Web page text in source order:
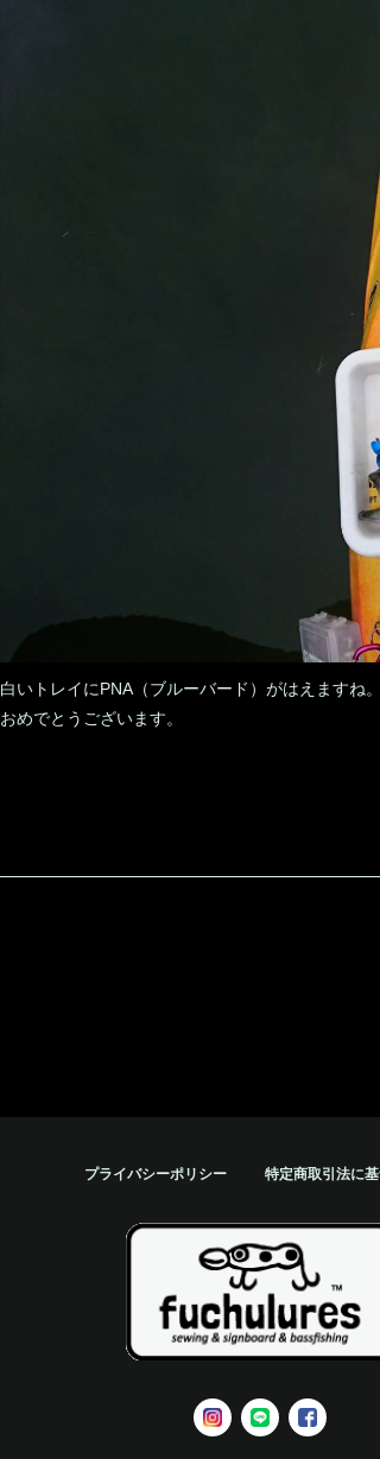
白いトレイにPNA（ブルーバード）がはえますね。
おめでとうございます。
プライバシーポリシー 特定商取引法に